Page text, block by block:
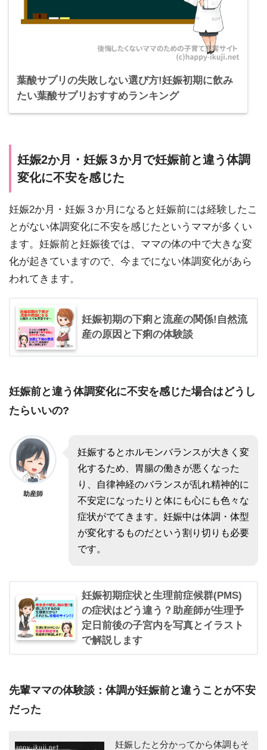
葉酸サプリの失敗しない選び方!妊娠初期に飲み
たい葉酸サプリおすすめランキング
妊娠2か月・妊娠３か月で妊娠前と違う体調
変化に不安を感じた
妊娠2か月・妊娠３か月になると妊娠前には経験したこ
とがない体調変化に不安を感じたというママが多くい
ます。妊娠前と妊娠後では、ママの体の中で大きな変
化が起きていますので、今までにない体調変化があら
われてきます。
妊娠初期の下痢と流産の関係!自然流
産の原因と下痢の体験談
妊娠前と違う体調変化に不安を感じた場合はどうし
たらいいの?
助産師
妊娠するとホルモンバランスが大きく変
化するため、胃腸の働きが悪くなった
り、自律神経のバランスが乱れ精神的に
不安定になったりと体にも心にも色々な
症状がでてきます。妊娠中は体調・体型
が変化するものだという割り切りも必要
です。
妊娠初期症状と生理前症候群(PMS)
の症状はどう違う？助産師が生理予
定日前後の子宮内を写真とイラスト
で解説します
先輩ママの体験談：体調が妊娠前と違うことが不安
だった
妊娠したと分かってから体調もそ